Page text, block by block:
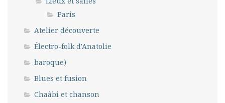
Paris
Atelier découverte
Électro-folk d'Anatolie
baroque)
Blues et fusion
Chaâbi et chanson